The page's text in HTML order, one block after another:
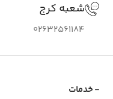
شعبه کرج
02632561184
- خدمات